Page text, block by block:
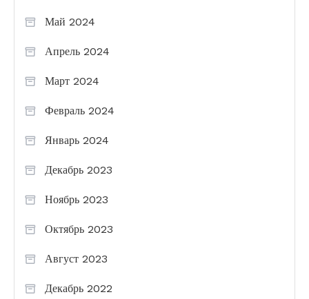
Май 2024
Апрель 2024
Март 2024
Февраль 2024
Январь 2024
Декабрь 2023
Ноябрь 2023
Октябрь 2023
Август 2023
Декабрь 2022